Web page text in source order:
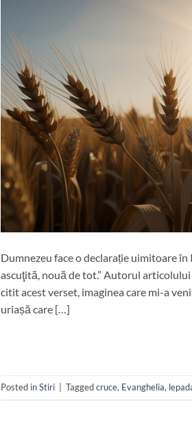
Dumnezeu face o declarație uimitoare
ascuţită, nouă de tot.” Autorul
citit acest verset, imaginea care mi-a
uriașă care […]
Posted inStiri Taggedcruce, Evanghelia,